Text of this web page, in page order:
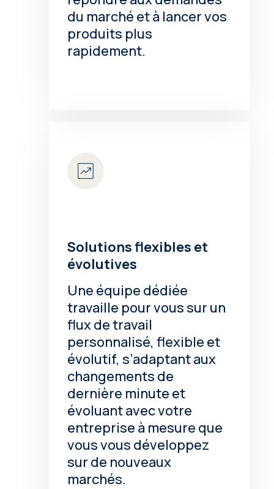
du marché et à lancer vos
produits plus
rapidement.
Solutions flexibles et
évolutives
Une équipe dédiée
travaille pour vous sur un
flux de travail
personnalisé, flexible et
évolutif, s’adaptant aux
changements de
dernière minute et
évoluant avec votre
entreprise à mesure que
vous vous développez
sur de nouveaux
marchés.